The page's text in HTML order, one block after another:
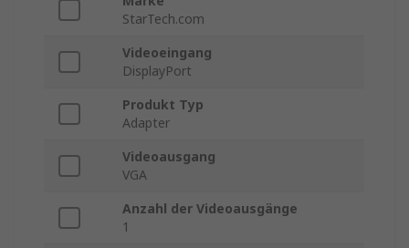
StarTech.com
Videoeingang
DisplayPort
Produkt Typ
Adapter
Videoausgang
VGA
Anzahl der Videoausgänge
1